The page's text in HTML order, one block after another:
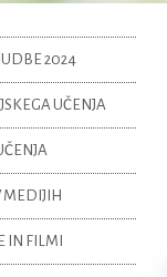
2024
UČENJA
MEDIJIH
IN FILMI